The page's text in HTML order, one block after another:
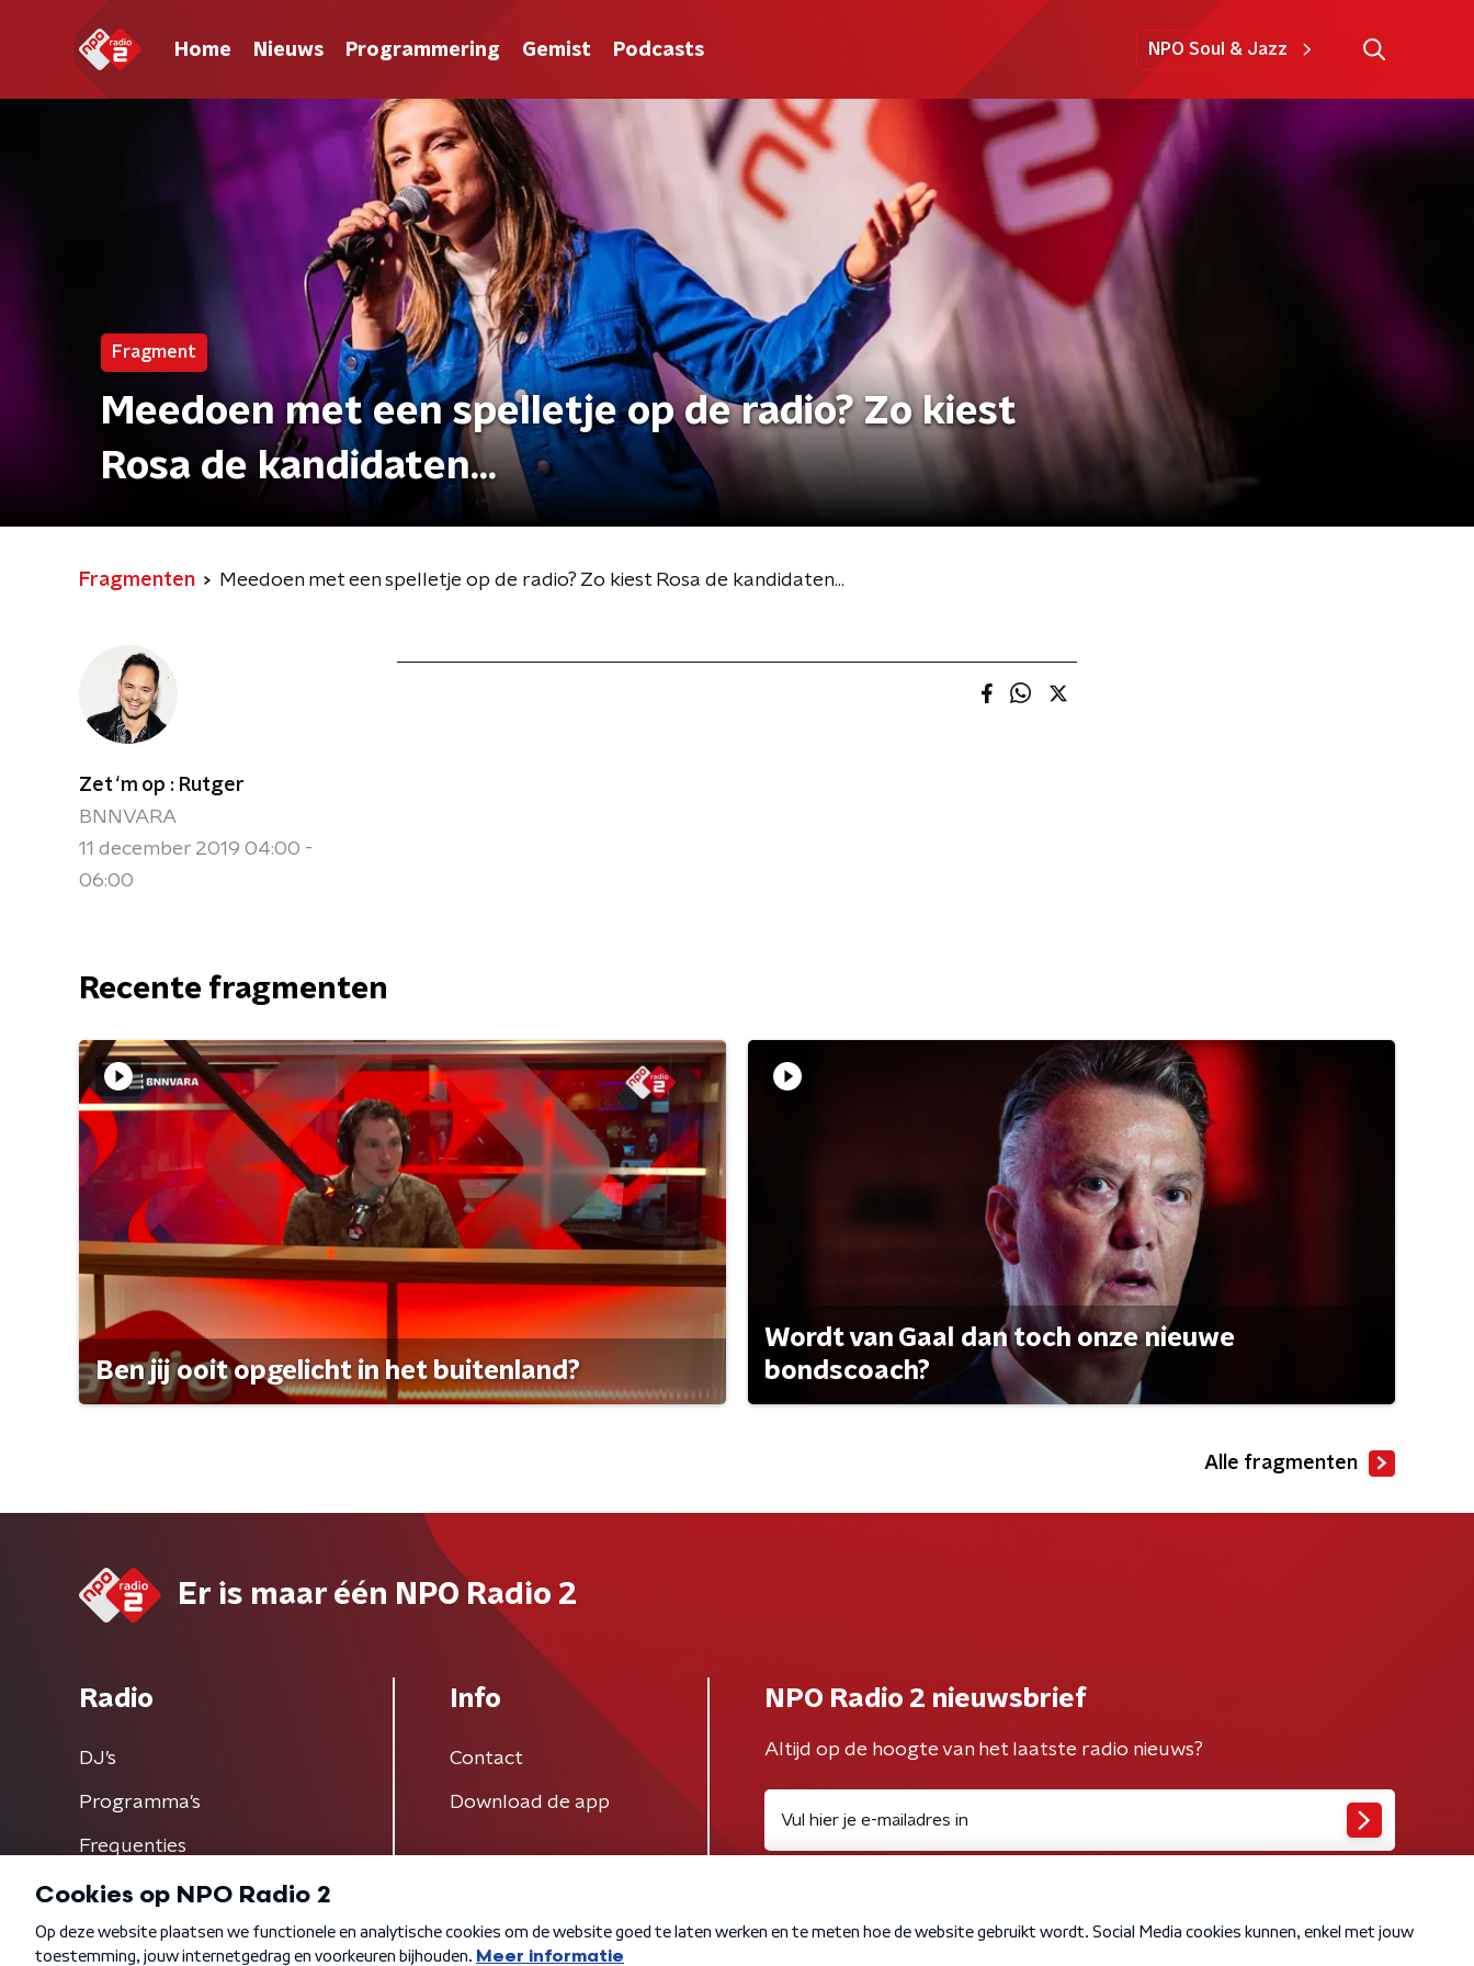
Home Nieuws Programmering Gemist Podcasts NPO Soul & Jazz
Fragment
Meedoen met een spelletje op de radio? Zo kiest
Rosa de kandidaten...
Fragmenten Meedoen met een spelletje op de radio? Zo kiest Rosa de kandidaten...
Zet ‘m op : Rutger
BNNVARA
11 december 2019 04:00 -
06:00
Recente fragmenten
Ben jij ooit opgelicht in het buitenland?
Wordt van Gaal dan toch onze nieuwe
bondscoach?
Alle fragmenten
Er is maar één NPO Radio 2
Radio
DJ’s
Programma's
Frequenties
Info
Contact
Download de app
NPO Radio 2 nieuwsbrief
Altijd op de hoogte van het laatste radio nieuws?